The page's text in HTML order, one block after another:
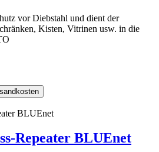
vor Diebstahl und dient der
Kisten, Vitrinen usw. in die
Repeater BLUEnet